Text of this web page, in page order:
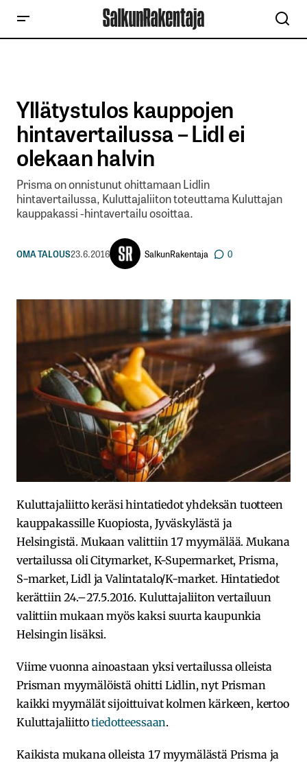
Yllätystulos kauppojen
hintavertailussa – Lidl ei
olekaan halvin
Prisma on onnistunut ohittamaan Lidlin
hintavertailussa, Kuluttajaliiton toteuttama Kuluttajan
kauppakassi -hintavertailu osoittaa.
OMA TALOUS23.6.2016 SalkunRakentaja 0
Kuluttajaliitto keräsi hintatiedot yhdeksän tuotteen
kauppakassille Kuopiosta, Jyväskylästä ja
Helsingistä. Mukaan valittiin 17 myymälää. Mukana
vertailussa oli Citymarket, K-Supermarket, Prisma,
S-market, Lidl ja Valintatalo/K-market. Hintatiedot
kerättiin 24.–27.5.2016. Kuluttajaliiton vertailuun
valittiin mukaan myös kaksi suurta kaupunkia
Helsingin lisäksi.
Viime vuonna ainoastaan yksi vertailussa olleista
Prisman myymälöistä ohitti Lidlin, nyt Prisman
kaikki myymälät sijoittuivat kolmen kärkeen, kertoo
Kuluttajaliittotiedotteessaan.
Kaikista mukana olleista 17 myymälästä Prisma ja